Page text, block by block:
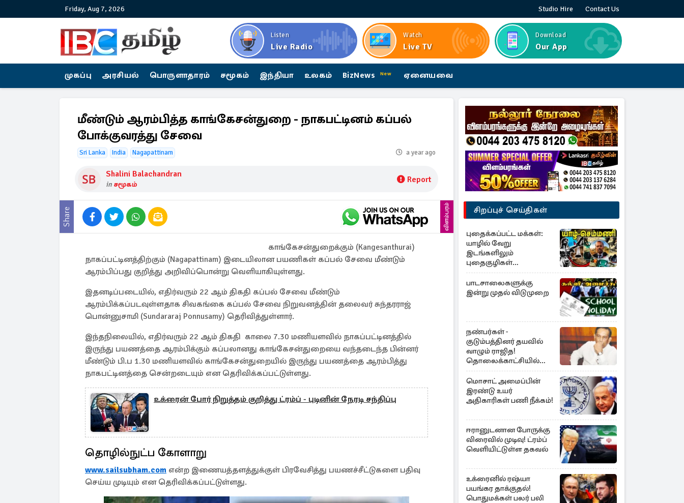
Friday, Aug 7, 2026 Studio Hire Contact Us
Listen
Live Radio
Watch
Live TV
Download
Our App
முகப்பு அரசியல் பொருளாதாரம் சமூகம் இந்தியா உலகம் BizNews New ஏனையவை
மீண்டும் ஆரம்பித்த காங்கேசன்துறை - நாகபட்டினம் கப்பல்
போக்குவரத்து சேவை
Sri Lanka India Nagapattinam a year ago
Shalini Balachandran
in சமூகம் Report
Share விளம்பரம்
காங்கேசன்துறைக்கும் (Kangesanthurai)
நாகப்பட்டினத்திற்கும் (Nagapattinam) இடையிலான பயணிகள் கப்பல் சேவை மீண்டும்
ஆரம்பிப்பது குறித்து அறிவிப்பொன்று வெளியாகியுள்ளது.
இதனடிப்படையில், எதிர்வரும் 22 ஆம் திகதி கப்பல் சேவை மீண்டும்
ஆரம்பிக்கப்படவுள்ளதாக சிவகங்கை கப்பல் சேவை நிறுவனத்தின் தலைவர் சுந்தரராஜ்
பொன்னுசாமி (Sundararaj Ponnusamy) தெரிவித்துள்ளார்.
இந்தநிலையில், எதிர்வரும் 22 ஆம் திகதி காலை 7.30 மணியளவில் நாகப்பட்டினத்தில்
இருந்து பயணத்தை ஆரம்பிக்கும் கப்பலானது காங்கேசன்துறையை வந்தடைந்த பின்னர்
மீண்டும் பி.ப 1.30 மணியளவில் காங்கேசன்துறையில் இருந்து பயணத்தை ஆரம்பித்து
நாகபட்டினத்தை சென்றடையும் என தெரிவிக்கப்பட்டுள்ளது.
உக்ரைன் போர் நிறுத்தம் குறித்து ட்ரம்ப் - புடினின் நேரடி சந்திப்பு
தொழில்நுட்ப கோளாறு
www.sailsubham.com என்ற இணையத்தளத்துக்குள் பிரவேசித்து பயணச்சீட்டுகளை பதிவு
செய்ய முடியும் என தெரிவிக்கப்பட்டுள்ளது.
சிறப்புச் செய்திகள்
புதைக்கப்பட்ட மக்கள்:
யாழில் வேறு
இடங்களிலும்
புதைகுழிகள்
இருக்கலாம்..!
எழுமாற்றாக அகழ்வு
பாடசாலைகளுக்கு
இன்று முதல் விடுமுறை
நண்பர்கள் -
குடும்பத்தினர் தயவில்
வாழும் ராஜித!
தொலைக்காட்சியில்
குமுறல்
மொசாட் அமைப்பின்
இரண்டு உயர்
அதிகாரிகள் பணி நீக்கம்!
ஈரானுடனான போருக்கு
விரைவில் முடிவு! ட்ரம்ப்
வெளியிட்டுள்ள தகவல்
உக்ரைனில் ரஷ்யா
பயங்கர தாக்குதல்!
பொதுமக்கள் பலர் பலி